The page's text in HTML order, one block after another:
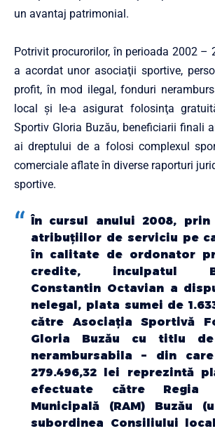
un avantaj patrimonial.
Potrivit procurorilor, în perioada 2002 –
a acordat unor asociaţii sportive,
profit, în mod ilegal, fonduri
local şi le-a asigurat folosinţa
Sportiv Gloria Buzău, beneficiarii finali
ai dreptului de a folosi complexul
comerciale aflate în diverse raporturi
sportive.
În cursul anului 2008, prin
atribuţiilor de serviciu pe
în calitate de ordonator
credite, inculpatul
Constantin Octavian a
nelegal, plata sumei de
către Asociaţia Sportivă
Gloria Buzău cu titlu de
nerambursabila – din
279.496,32 lei reprezintă
efectuate către Regia
Municipală (RAM) Buzău
subordinea Consiliului